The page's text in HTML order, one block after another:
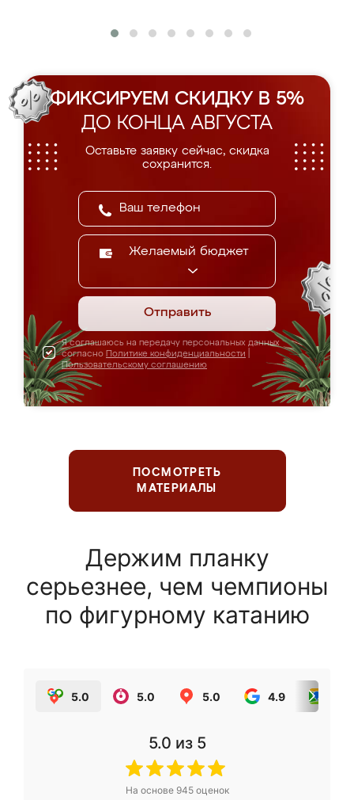
ФИКСИРУЕМ СКИДКУ В 5%
ДО КОНЦА АВГУСТА
Оставьте заявку сейчас, скидка
сохранится.
Желаемый бюджет
Отправить
Я соглашаюсь на передачу персональных данных
согласно Политике конфиденциальности
Пользовательскому соглашению
ПОСМОТРЕТЬ
МАТЕРИАЛЫ
Держим планку
серьезнее, чем чемпионы
по фигурному катанию
5.0 5.0 5.0 4.9
5.0 из 5
На основе 945оценок